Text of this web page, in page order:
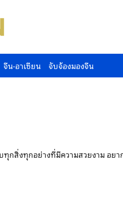
จีน-อาเซียน จับจ้องมองจีน
สิ่งทุกอย่างที่มีความสวยงาม อย